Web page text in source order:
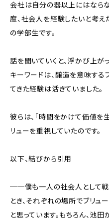
会社は自分の器以上にはなら
度、社会人を経験したいと考
の学部生です。
話を聞いていくと、浮かび上が
キーワードは、醸造を意味する
てきた経験は活きていました。
彼らは、「時間をかけて価値を
リューを重視していたのです。
以下、結びから引用
──僕も⼀⼈の社会⼈として戦
とき、それぞれの場所でブリュ
と思っています。もちろん、池